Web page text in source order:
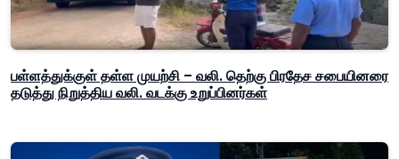
பள்ளத்துக்குள் தள்ள முயற்சி – வலி. தெற்கு பிரதேச சபையினரை
தடுத்து நிறுத்திய வலி. வடக்கு உறுப்பினர்கள்